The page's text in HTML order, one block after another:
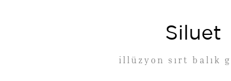
Siluet
illüzyon sırt balık